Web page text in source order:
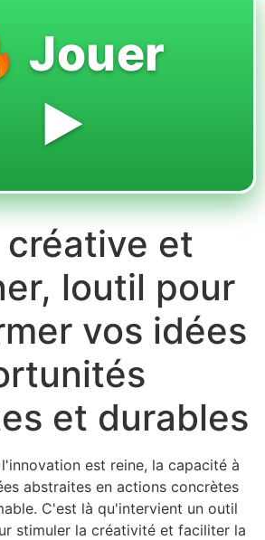
Jouer
▶️
créative et
loutil pour
vos idées
et durables
est reine, la capacité à
abstraites en actions concrètes
C'est là qu'intervient un outil
stimuler la créativité et faciliter la